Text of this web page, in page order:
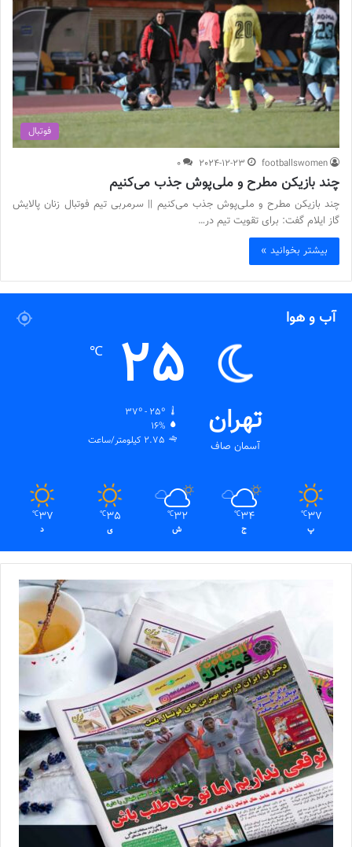
فوتبال
footballswomen
2024-12-23
0
چند بازیکن مطرح و ملی‌پوش جذب می‌کنیم
چند بازیکن مطرح و ملی‌پوش جذب می‌کنیم || سرمربی تیم فوتبال زنان پالایش
گاز ایلام گفت: برای تقویت تیم در…
بیشتر بخوانید »
آب و هوا
تهران
آسمان صاف
25
℃
37º - 25º
16%
2.75 کیلومتر/ساعت
37
℃
پ
34
℃
ج
32
℃
ش
35
℃
ی
37
℃
د